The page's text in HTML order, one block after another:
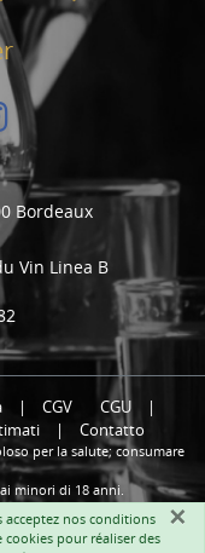
Bordeaux
Vin Linea B
| CGV CGU
|
| Contatto
per la salute; consumare
minori di 18 anni.
×
nos conditions
pour réaliser des